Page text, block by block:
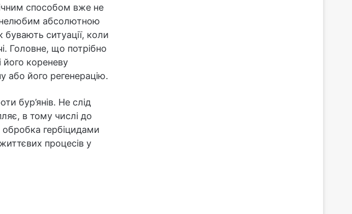
способом вже не
нелюбим абсолютною
бувають ситуації, коли
Головне, що потрібно
його кореневу
або його регенерацію.
бур’янів. Не слід
в тому числі до
обробка гербіцидами
процесів у